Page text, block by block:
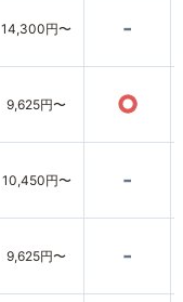
14,300円〜 -
9,625円〜 ○
10,450円〜 -
9,625円〜 -